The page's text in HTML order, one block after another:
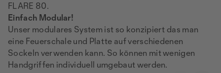
FLARE 80.
Einfach Modular!
Unser modulares System ist so konzipiert das man
eine Feuerschale und Platte auf verschiedenen
Sockeln verwenden kann. So können mit wenigen
Handgriffen individuell umgebaut werden.